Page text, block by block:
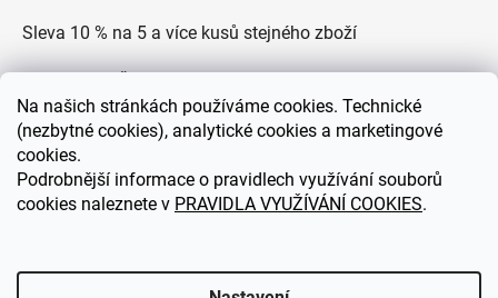
Na našich stránkách používáme cookies. Technické
(nezbytné cookies), analytické cookies a marketingové
cookies.
Podrobnější informace o pravidlech využívání souborů
cookies naleznete v PRAVIDLA VYUŽÍVÁNÍ COOKIES.
Sleva 10 % na 5 a více kusů stejného zboží
Zákaznická podpora každý všední den od 9.00 do 18.00
hodin
eDEKOR.cz